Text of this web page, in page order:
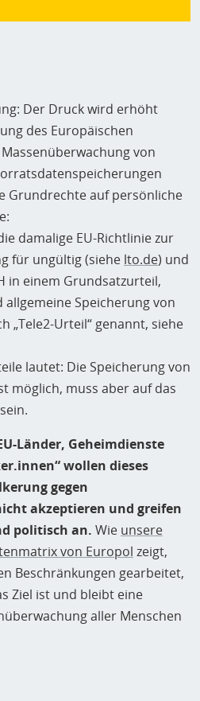
Der Druck wird erhöht
des Europäischen
von
Grundrechte auf persönliche
damalige EU-Richtlinie zur
für ungültig (siehe lto.de) und
in einem Grundsatzurteil,
allgemeine Speicherung von
„Tele2-Urteil“ genannt, siehe
lautet: Die Speicherung von
möglich, muss aber auf das
Länder, Geheimdienste
wollen dieses
gegen
akzeptieren und greifen
politisch an. Wie unsere
von Europol zeigt,
Beschränkungen gearbeitet,
Ziel ist und bleibt eine
aller Menschen